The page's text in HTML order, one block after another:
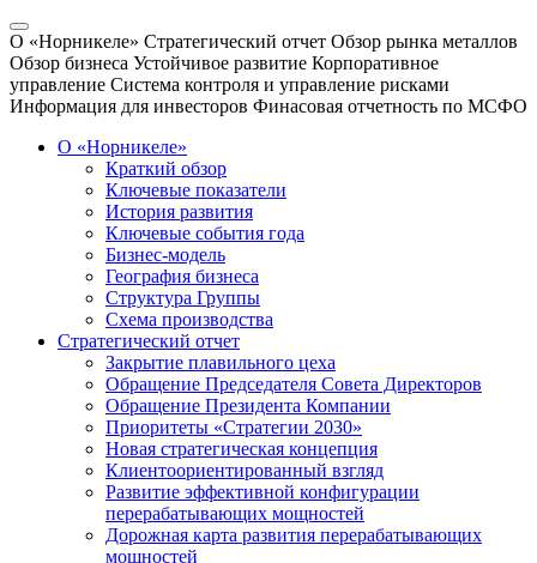
О «Норникеле» Стратегический отчет Обзор рынка металлов
Обзор бизнеса Устойчивое развитие Корпоративное
управление Система контроля и управление рисками
Информация для инвесторов Финасовая отчетность по МСФО
О «Норникеле»
Краткий обзор
Ключевые показатели
История развития
Ключевые события года
Бизнес-модель
География бизнеса
Структура Группы
Схема производства
Стратегический отчет
Закрытие плавильного цеха
Обращение Председателя Совета Директоров
Обращение Президента Компании
Приоритеты «Стратегии 2030»
Новая стратегическая концепция
Клиентоориентированный взгляд
Развитие эффективной конфигурации
перерабатывающих мощностей
Дорожная карта развития перерабатывающих
мощностей